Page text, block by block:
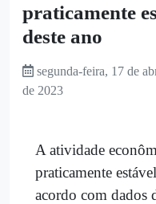
praticamente
deste ano
segunda-feira, 17 de
de 2023
A atividade
praticamente
acordo com dados